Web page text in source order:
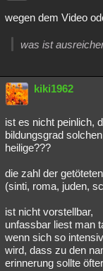
wegen dem Video
was ist
kiki1962
ist es nicht peinlich,
bildungsgrad
heilige???
die zahl der
(sinti, roma, juden,
ist nicht vorstellbar,
unfassbar liest man
wenn sich so
wird, dass zu den
erinnerung sollte